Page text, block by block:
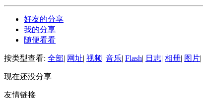
好友的分享
我的分享
随便看看
按类型查看: 全部| 网址| 视频| 音乐| Flash| 日志| 相册| 图片|
现在还没分享
友情链接